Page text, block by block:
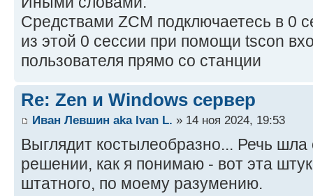
Средствами ZCM подключаетесь в 0
из этой 0 сессии при помощи tscon
пользователя прямо со станции
Re: Zen и Windows сервер
Иван Левшин aka Ivan L. » 14 ноя 2024, 19:53
Выглядит костылеобразно... Речь
решении, как я понимаю - вот эта
штатного, по моему разумению.